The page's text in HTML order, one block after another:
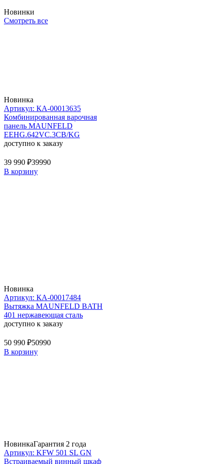
Новинки
Смотреть все
Новинка
Артикул: КА-00013635
Комбинированная варочная
панель MAUNFELD
EEHG.642VC.3CB/KG
доступно к заказу
39 990 ₽39990
В корзину
Новинка
Артикул: КА-00017484
Вытяжка MAUNFELD BATH
401 нержавеющая сталь
доступно к заказу
50 990 ₽50990
В корзину
НовинкаГарантия 2 года
Артикул: KFW 501 SL GN
Встраиваемый винный шкаф